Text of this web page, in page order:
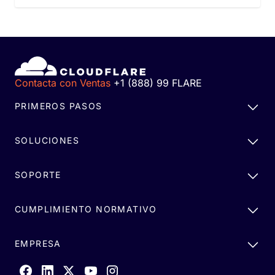
Contacta con Ventas +1 (888) 99 FLARE
PRIMEROS PASOS
SOLUCIONES
SOPORTE
CUMPLIMIENTO NORMATIVO
EMPRESA